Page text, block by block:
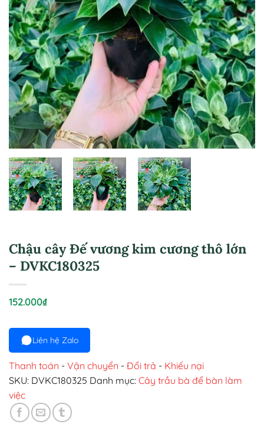
Chậu cây Đế vương kim cương thô lớn
– DVKC180325
152.000₫
Liên hệ Zalo
Thanh toán - Vận chuyển - Đổi trả - Khiếu nại
SKU: DVKC180325 Danh mục: Cây trầu bà để bàn làm
việc